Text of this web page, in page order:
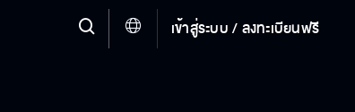
เข้าสู่ระบบ / ลงทะเบียนฟรี